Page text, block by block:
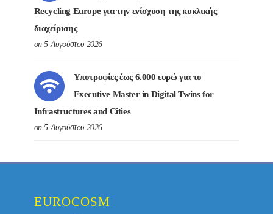
Recycling Europe για την ενίσχυση της κυκλικής
διαχείρισης
on 5 Αυγούστου 2026
Υποτροφίες έως 6.000 ευρώ για το
Executive Master in Digital Twins for
Infrastructures and Cities
on 5 Αυγούστου 2026
EUROCOSM